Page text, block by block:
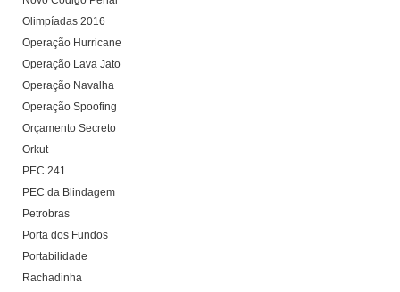
Olimpíadas 2016
Operação Hurricane
Operação Lava Jato
Operação Navalha
Operação Spoofing
Orçamento Secreto
Orkut
PEC 241
PEC da Blindagem
Petrobras
Porta dos Fundos
Portabilidade
Rachadinha